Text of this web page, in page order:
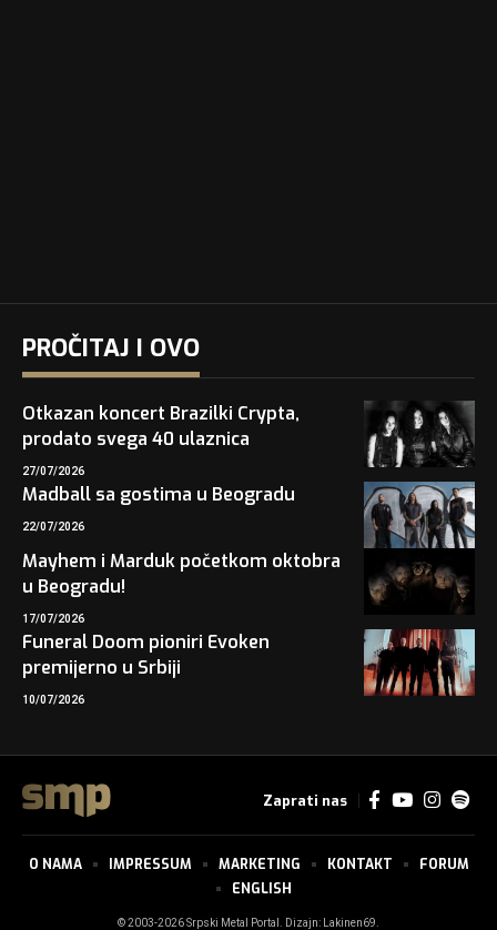
PROČITAJ I OVO
Otkazan koncert Brazilki Crypta,
prodato svega 40 ulaznica
27/07/2026
Madball sa gostima u Beogradu
22/07/2026
Mayhem i Marduk početkom oktobra
u Beogradu!
17/07/2026
Funeral Doom pioniri Evoken
premijerno u Srbiji
10/07/2026
Zaprati nas
© 2003-2026 Srpski Metal Portal. Dizajn: Lakinen69.
O NAMA IMPRESSUM MARKETING KONTAKT
FORUM
ENGLISH